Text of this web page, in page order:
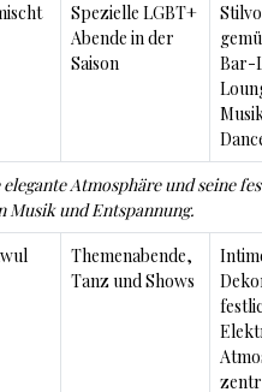
Spezielle LGBT+
Abende in der
Saison
Bar-
Atmosphäre und seine
Musik und Entspannung.
Themenabende,
Tanz und Shows